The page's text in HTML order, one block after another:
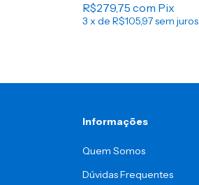
R$279,75 com Pix
3 x de R$105,97sem juros
Informações
Quem Somos
Dúvidas Frequentes